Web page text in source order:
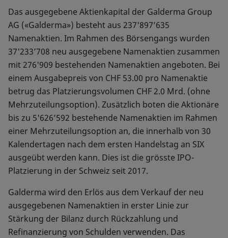
Das ausgegebene Aktienkapital der Galderma Group
AG («Galderma») besteht aus 237'897’635
Namenaktien. Im Rahmen des Börsengangs wurden
37'233’708 neu ausgegebene Namenaktien zusammen
mit 276'909 bestehenden Namenaktien angeboten. Bei
einem Ausgabepreis von CHF 53.00 pro Namenaktie
betrug das Platzierungsvolumen CHF 2.0 Mrd. (ohne
Mehrzuteilungsoption). Zusätzlich boten die Aktionäre
bis zu 5'626’592 bestehende Namenaktien im Rahmen
einer Mehrzuteilungsoption an, die innerhalb von 30
Kalendertagen nach dem ersten Handelstag an SIX
ausgeübt werden kann. Dies ist die grösste IPO-
Platzierung in der Schweiz seit 2017.
Galderma wird den Erlös aus dem Verkauf der neu
ausgegebenen Namenaktien in erster Linie zur
Stärkung der Bilanz durch Rückzahlung und
Refinanzierung von Schulden verwenden. Das